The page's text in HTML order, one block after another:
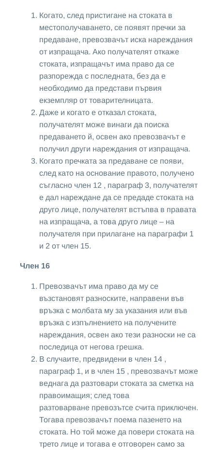
Когато, след пристигане на стоката в
местополучаването, се появят пречки за
предаване, превозвачът иска нареждания
от изпращача. Ако получателят откаже
стоката, изпращачът има право да се
разпорежда с последната, без да е
необходимо да представи първия
екземпляр от товарителницата.
Даже и когато е отказал стоката,
получателят може винаги да поиска
предаването й, освен ако превозвачът е
получил други нареждания от изпращача.
Когато пречката за предаване се появи,
след като на основание правото, получено
съгласно член 12 , параграф 3, получателят
е дал нареждане да се предаде стоката на
друго лице, получателят встъпва в правата
на изпращача, а това друго лице – на
получателя при прилагане на параграфи 1
и 2 от член 15.
Член 16
Превозвачът има право да му се
възстановят разноските, направени във
връзка с молбата му за указания или във
връзка с изпълнението на получените
нареждания, освен ако тези разноски не са
последица от негова грешка.
В случаите, предвидени в член 14 ,
параграф 1, и в член 15 , превозвачът може
веднага да разтовари стоката за сметка на
правоимащия; след това
разтоварване превозътсе счита приключен.
Тогава превозвачът поема пазенето на
стоката. Но той може да повери стоката на
трето лице и тогава е отговорен само за